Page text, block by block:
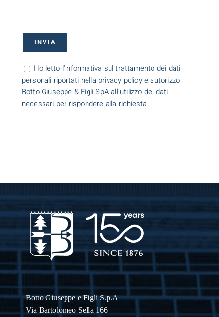
Ho letto l'informativa sul trattamento dei dati
personali riportati nella privacy policy e autorizzo
Botto Giuseppe & Figli SpA all'utilizzo dei dati
necessari per rispondere alla richiesta.
Botto Giuseppee Figli S.p.A
Via Bartolomeo Sella 166